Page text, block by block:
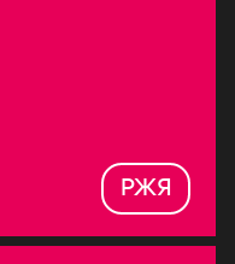
РЖЯ